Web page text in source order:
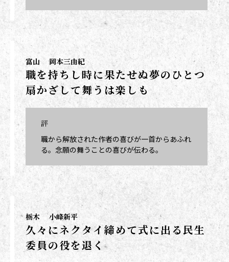
富山 岡本三由紀
職を持ちし時に果たせぬ夢のひとつ
扇かざして舞うは楽しも
評
職から解放された作者の喜びが一首からあふれ
る。念願の舞うことの喜びが伝わる。
栃木 小峰新平
久々にネクタイ締めて式に出る民生
委員の役を退く